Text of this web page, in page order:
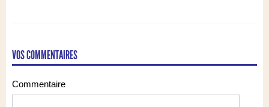
VOS COMMENTAIRES
Commentaire